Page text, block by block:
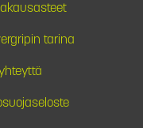
tarina